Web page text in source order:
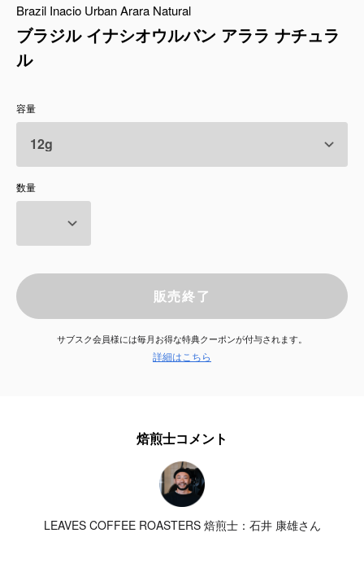
特集
卸販売
コーヒーのサブスク
サービス
お知らせ
店舗情報
Brazil Inacio Urban Arara Natural
ブラジル イナシオウルバン アララ ナチュラ
ル
容量
数量
販売終了
サブスク会員様には毎月お得な特典クーポンが付与されます。
詳細はこちら
焙煎士コメント
LEAVES COFFEE ROASTERS 焙煎士：石井 康雄さん